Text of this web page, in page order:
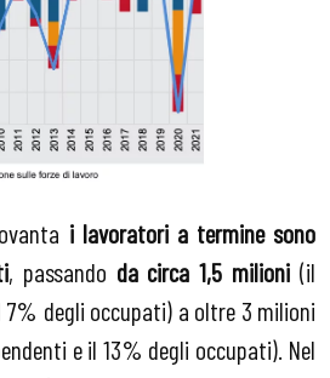
i lavoratori a termine sono
, passando da circa 1,5 milioni (il
degli occupati) a oltre 3 milioni
e il 13% degli occupati). Nel